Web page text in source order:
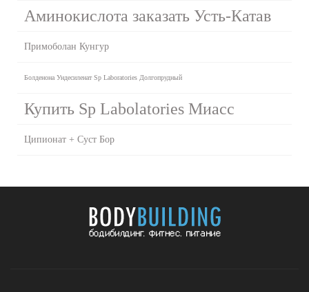
Аминокислота заказать Усть-Катав
Примоболан Кунгур
Болденона Ундесиленат Sp Laboratories Долгопрудный
Купить Sp Labolatories Миасс
Ципионат + Суст Бор